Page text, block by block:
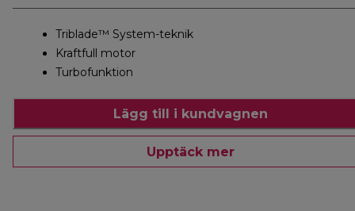
Triblade™ System-teknik
Kraftfull motor
Turbofunktion
Lägg till i kundvagnen
Upptäck mer